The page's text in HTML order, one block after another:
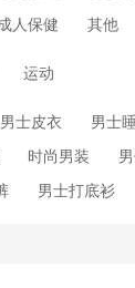
人保健 其他
运动
男士皮衣 男士
时尚男装
男士打底衫